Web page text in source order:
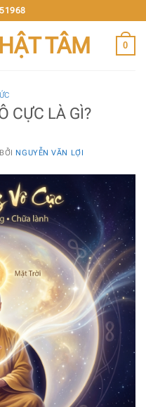
TÂM 0
CỰC LÀ GÌ?
BỞI NGUYỄN VĂN LỢI